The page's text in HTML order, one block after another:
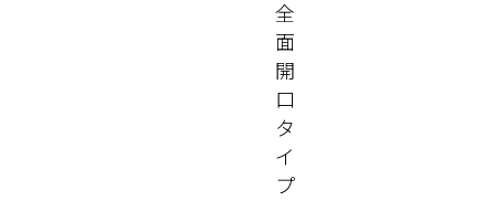
全
面
開
口
タ
イ
プ